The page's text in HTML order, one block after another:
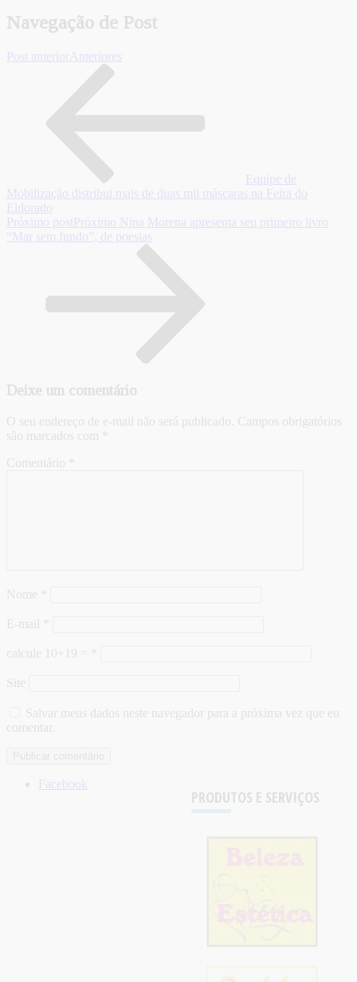
Navegação de Post
Post anterior Anteriores
Equipe de
Mobilização distribui mais de duas mil máscaras na Feira do
Eldorado
Próximo post Próximo Nina Morena apresenta seu primeiro livro
“Mar sem fundo”, de poesias
Deixe um comentário
O seu endereço de e-mail não será publicado. Campos obrigatórios
são marcados com
Comentário
Nome
E-mail
calcule 10+19 =
Site
Salvar meus dados neste navegador para a próxima vez que eu
comentar.
PRODUTOS E SERVIÇOS
Facebook